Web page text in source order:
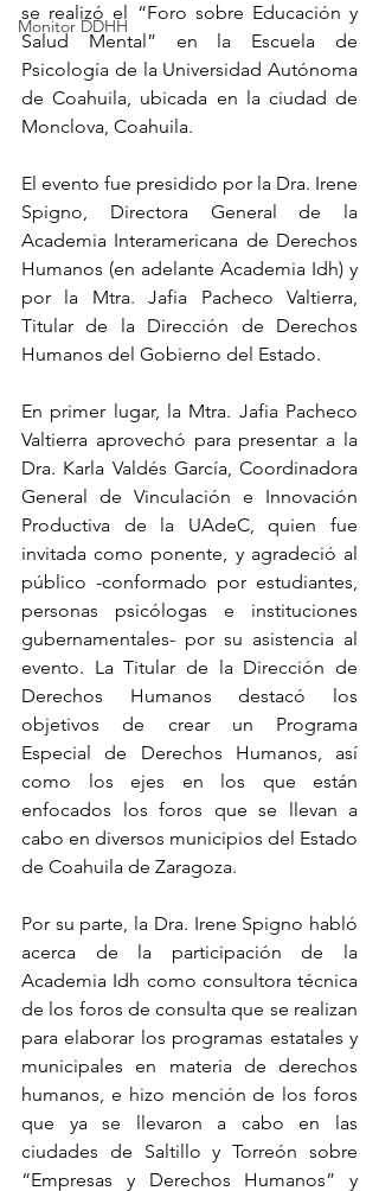
Monitor DDHH
se realizó el “Foro sobre Educación y
Salud Mental” en la Escuela de
Psicología de la Universidad Autónoma
de Coahuila, ubicada en la ciudad de
Monclova, Coahuila.
El evento fue presidido por la Dra. Irene
Spigno, Directora General de la
Academia Interamericana de Derechos
Humanos (en adelante Academia Idh) y
por la Mtra. Jafia Pacheco Valtierra,
Titular de la Dirección de Derechos
Humanos del Gobierno del Estado.
En primer lugar, la Mtra. Jafia Pacheco
Valtierra aprovechó para presentar a la
Dra. Karla Valdés García, Coordinadora
General de Vinculación e Innovación
Productiva de la UAdeC, quien fue
invitada como ponente, y agradeció al
público -conformado por estudiantes,
personas psicólogas e instituciones
gubernamentales- por su asistencia al
evento. La Titular de la Dirección de
Derechos Humanos destacó los
objetivos de crear un Programa
Especial de Derechos Humanos, así
como los ejes en los que están
enfocados los foros que se llevan a
cabo en diversos municipios del Estado
de Coahuila de Zaragoza.
Por su parte, la Dra. Irene Spigno habló
acerca de la participación de la
Academia Idh como consultora técnica
de los foros de consulta que se realizan
para elaborar los programas estatales y
municipales en materia de derechos
humanos, e hizo mención de los foros
que ya se llevaron a cabo en las
ciudades de Saltillo y Torreón sobre
“Empresas y Derechos Humanos” y